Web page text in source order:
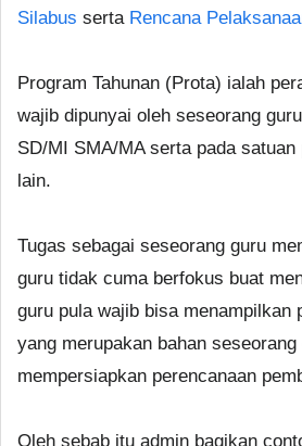
Silabus serta Rencana
Program Tahunan (Prota) ialah
wajib dipunyai oleh seseorang
SD/MI SMA/MA serta pada
lain.
Tugas sebagai seseorang guru
guru tidak cuma berfokus buat
guru pula wajib bisa menampilkan
yang merupakan bahan seseorang
mempersiapkan perencanaan
Oleh sebab itu admin bagikan